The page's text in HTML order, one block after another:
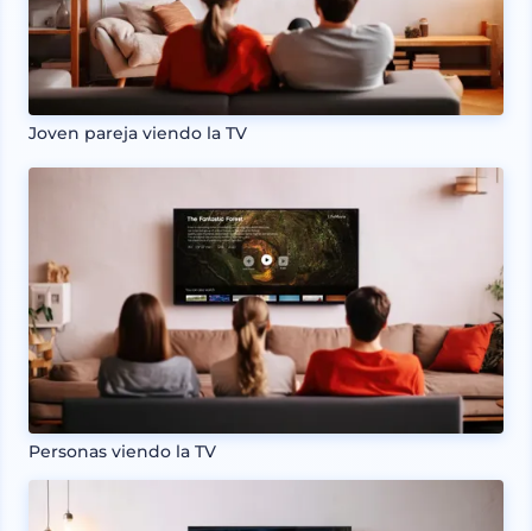
Joven pareja viendo la TV
Personas viendo la TV